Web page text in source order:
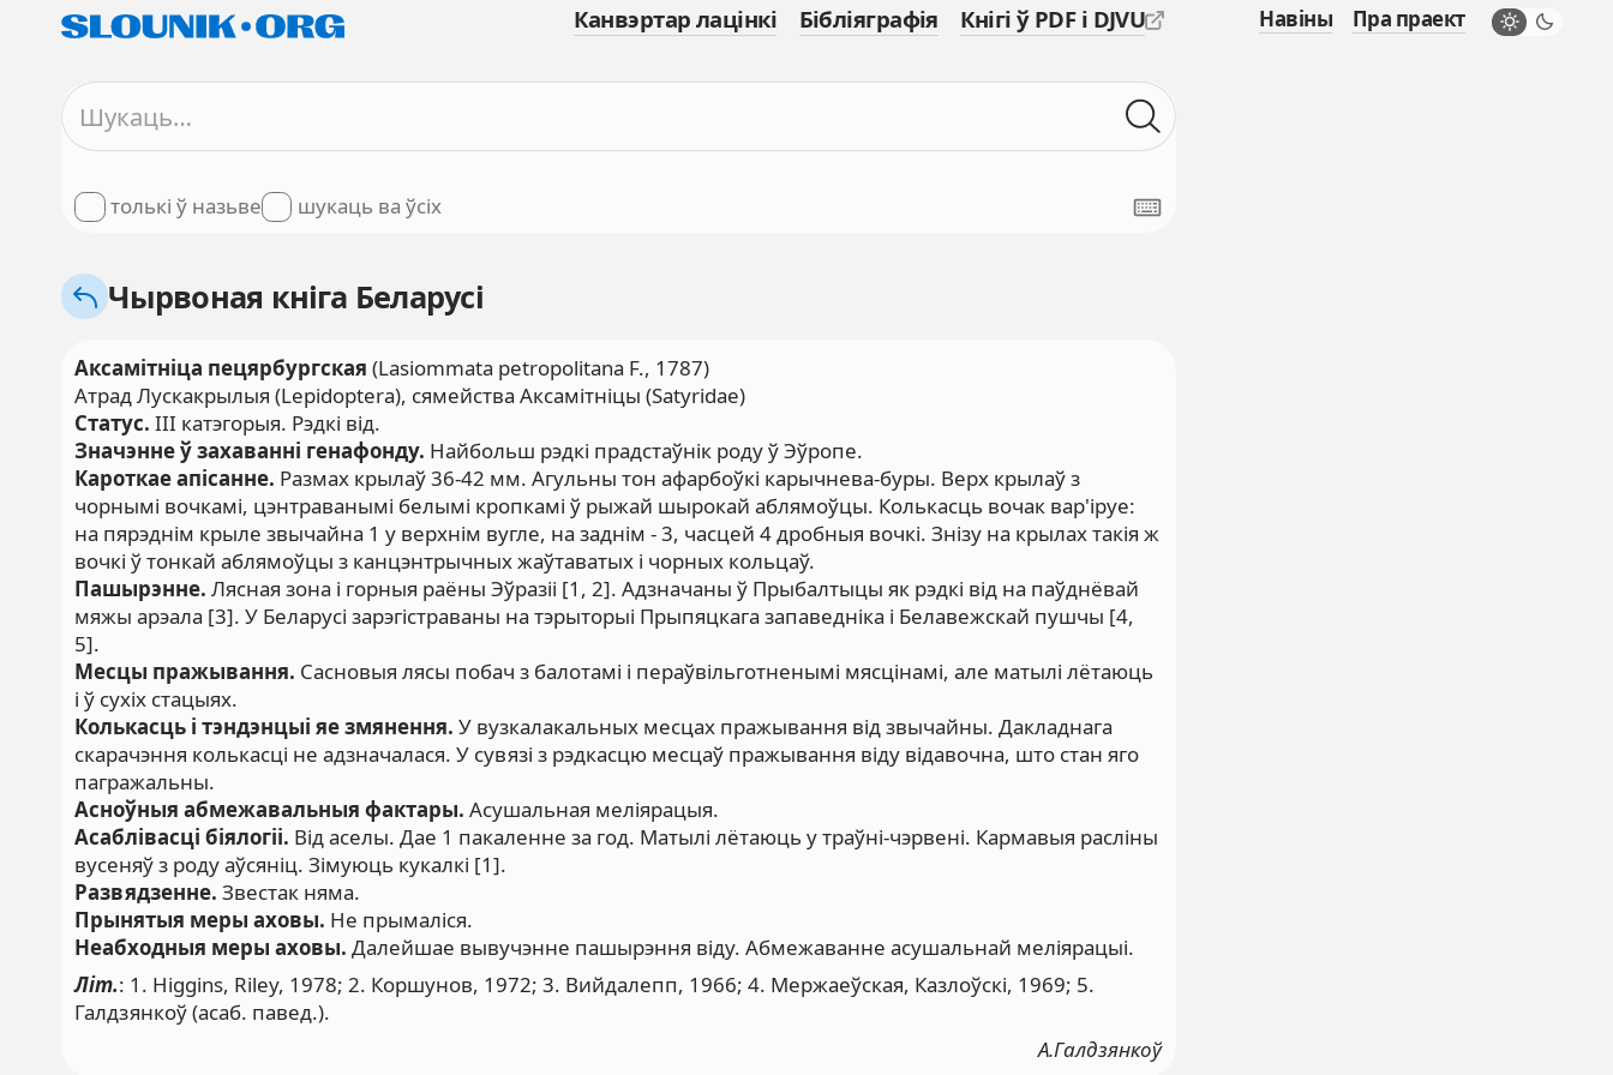
Канвэртар лацінкі Бібліяграфія Кнігі ў PDF і DJVU Навіны Пра праект
толькі ў назьве шукаць ва ўсіх
Чырвоная кніга Беларусі
Аксамітніца пецярбургская (Lasiommata petropolitana F., 1787)
Атрад Лускакрылыя (Lepidoptera), сямейства Аксамітніцы (Satyridae)
Статус. III катэгорыя. Рэдкі від.
Значэнне ў захаванні генафонду. Найбольш рэдкі прадстаўнік роду ў Эўропе.
Кароткае апісанне. Размах крылаў 36-42 мм. Агульны тон афарбоўкі карычнева-буры. Верх крылаў з
чорнымі вочкамі, цэнтраванымі белымі кропкамі ў рыжай шырокай аблямоўцы. Колькасць вочак вар'іруе:
на пярэднім крыле звычайна 1 у верхнім вугле, на заднім - 3, часцей 4 дробныя вочкі. Знізу на крылах такія ж
вочкі ў тонкай аблямоўцы з канцэнтрычных жаўтаватых і чорных кольцаў.
Пашырэнне. Лясная зона і горныя раёны Эўразіі [1, 2]. Адзначаны ў Прыбалтыцы як рэдкі від на паўднёвай
мяжы арэала [3]. У Беларусі зарэгістраваны на тэрыторыі Прыпяцкага запаведніка і Белавежскай пушчы [4,
5].
Месцы пражывання. Сасновыя лясы побач з балотамі і пераўвільготненымі мясцінамі, але матылі лётаюць
і ў сухіх стацыях.
Колькасць і тэндэнцыі яе змянення. У вузкалакальных месцах пражывання від звычайны. Дакладнага
скарачэння колькасці не адзначалася. У сувязі з рэдкасцю месцаў пражывання віду відавочна, што стан яго
пагражальны.
Асноўныя абмежавальныя фактары. Асушальная меліярацыя.
Асаблівасці біялогіі. Від аселы. Дае 1 пакаленне за год. Матылі лётаюць у траўні-чэрвені. Кармавыя расліны
вусеняў з роду аўсяніц. Зімуюць кукалкі [1].
Развядзенне. Звестак няма.
Прынятыя меры аховы. Не прымаліся.
Неабходныя меры аховы. Далейшае вывучэнне пашырэння віду. Абмежаванне асушальнай меліярацыі.
Літ.: 1. Higgins, Riley, 1978; 2. Коршунов, 1972; 3. Вийдалепп, 1966; 4. Мержаеўская, Казлоўскі, 1969; 5.
Галдзянкоў (асаб. павед.).
А.Галдзянкоў